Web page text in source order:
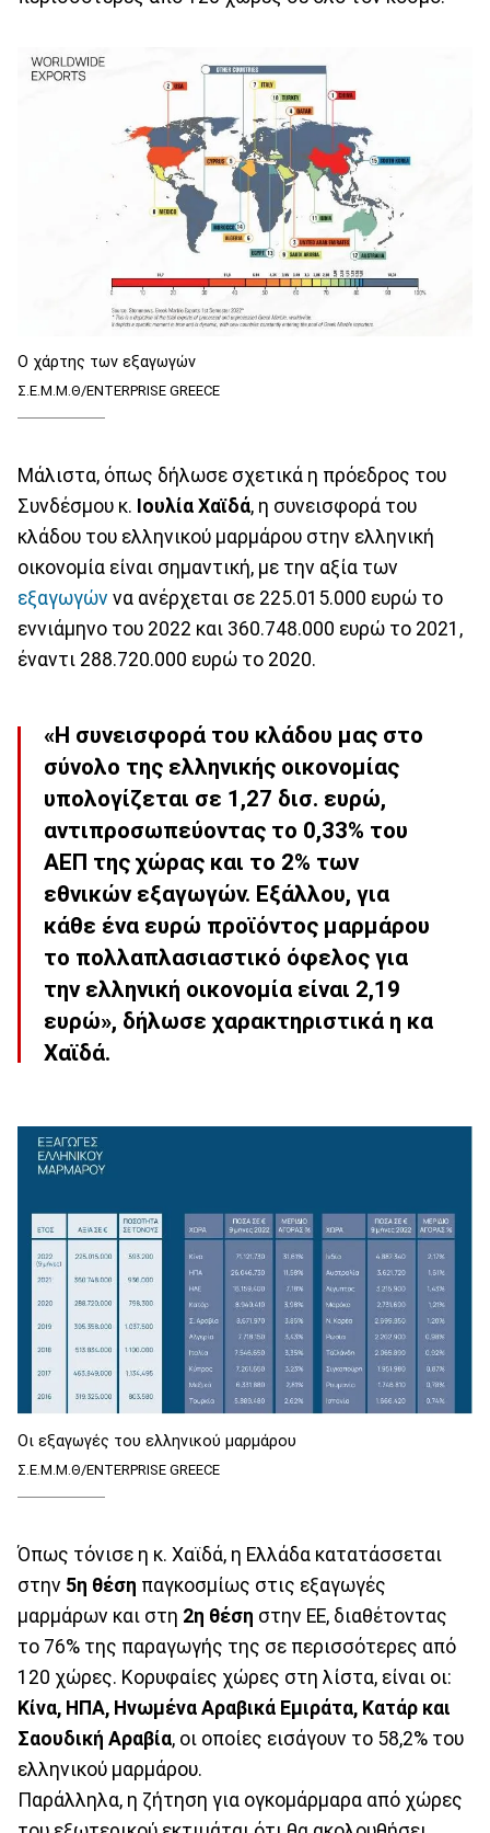
Ο χάρτης των εξαγωγών
Σ.Ε.Μ.Μ.Θ/ENTERPRISE GREECE
Μάλιστα, όπως δήλωσε σχετικά η πρόεδρος του
Συνδέσμου κ. Ιουλία Χαϊδά, η συνεισφορά του
κλάδου του ελληνικού μαρμάρου στην ελληνική
οικονομία είναι σημαντική, με την αξία των
εξαγωγών να ανέρχεται σε 225.015.000 ευρώ το
εννιάμηνο του 2022 και 360.748.000 ευρώ το 2021,
έναντι 288.720.000 ευρώ το 2020.
«Η συνεισφορά του κλάδου μας στο
σύνολο της ελληνικής οικονομίας
υπολογίζεται σε 1,27 δισ. ευρώ,
αντιπροσωπεύοντας το 0,33% του
ΑΕΠ της χώρας και το 2% των
εθνικών εξαγωγών. Εξάλλου, για
κάθε ένα ευρώ προϊόντος μαρμάρου
το πολλαπλασιαστικό όφελος για
την ελληνική οικονομία είναι 2,19
ευρώ», δήλωσε χαρακτηριστικά η κα
Χαϊδά.
Οι εξαγωγές του ελληνικού μαρμάρου
Σ.Ε.Μ.Μ.Θ/ENTERPRISE GREECE
Όπως τόνισε η κ. Χαϊδά, η Ελλάδα κατατάσσεται
στην 5η θέση παγκοσμίως στις εξαγωγές
μαρμάρων και στη 2η θέση στην ΕΕ, διαθέτοντας
το 76% της παραγωγής της σε περισσότερες από
120 χώρες. Κορυφαίες χώρες στη λίστα, είναι οι:
Κίνα, ΗΠΑ, Ηνωμένα Αραβικά Εμιράτα, Κατάρ και
Σαουδική Αραβία, οι οποίες εισάγουν το 58,2% του
ελληνικού μαρμάρου.
Παράλληλα, η ζήτηση για ογκομάρμαρα από χώρες